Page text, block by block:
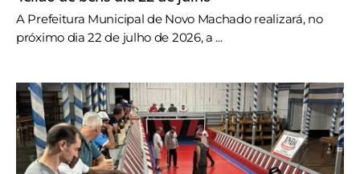
A Prefeitura Municipal de Novo Machado realizará, no
próximo dia 22 de julho de 2026, a ...